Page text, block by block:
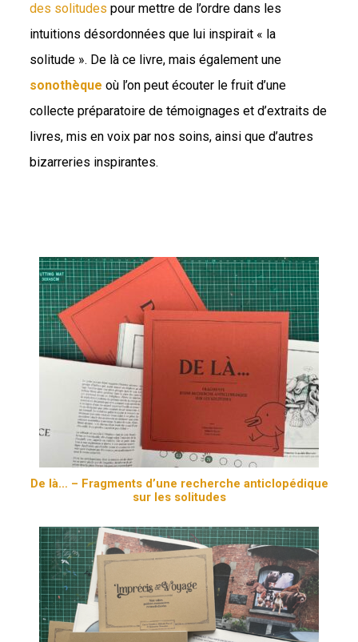
des solitudes pour mettre de l’ordre dans les
intuitions désordonnées que lui inspirait « la
solitude ». De là ce livre, mais également une
sonothèque où l’on peut écouter le fruit d’une
collecte préparatoire de témoignages et d’extraits de
livres, mis en voix par nos soins, ainsi que d’autres
bizarreries inspirantes.
De là… – Fragments d’une recherche anticlopédique
sur les solitudes